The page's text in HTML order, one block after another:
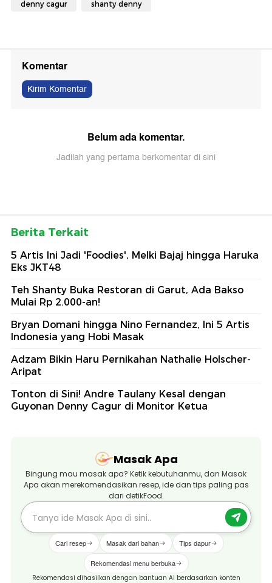
denny cagur shanty denny
Komentar
Kirim Komentar
Belum ada komentar.
Jadilah yang pertama berkomentar di sini
Berita Terkait
5 Artis Ini Jadi 'Foodies', Melki Bajaj hingga Haruka
Eks JKT48
Teh Shanty Buka Restoran di Garut, Ada Bakso
Mulai Rp 2.000-an!
Bryan Domani hingga Nino Fernandez, Ini 5 Artis
Indonesia yang Hobi Masak
Adzam Bikin Haru Pernikahan Nathalie Holscher-
Aripat
Tonton di Sini! Andre Taulany Kesal dengan
Guyonan Denny Cagur di Monitor Ketua
Masak Apa
Bingung mau masak apa? Ketik kebutuhanmu, dan Masak
Apa akan merekomendasikan resep, ide dan tips paling pas
dari detikFood.
Cari resep Masak dari bahan Tips dapur
Rekomendasi menu berbuka
Rekomendasi dihasilkan dengan bantuan AI berdasarkan konten